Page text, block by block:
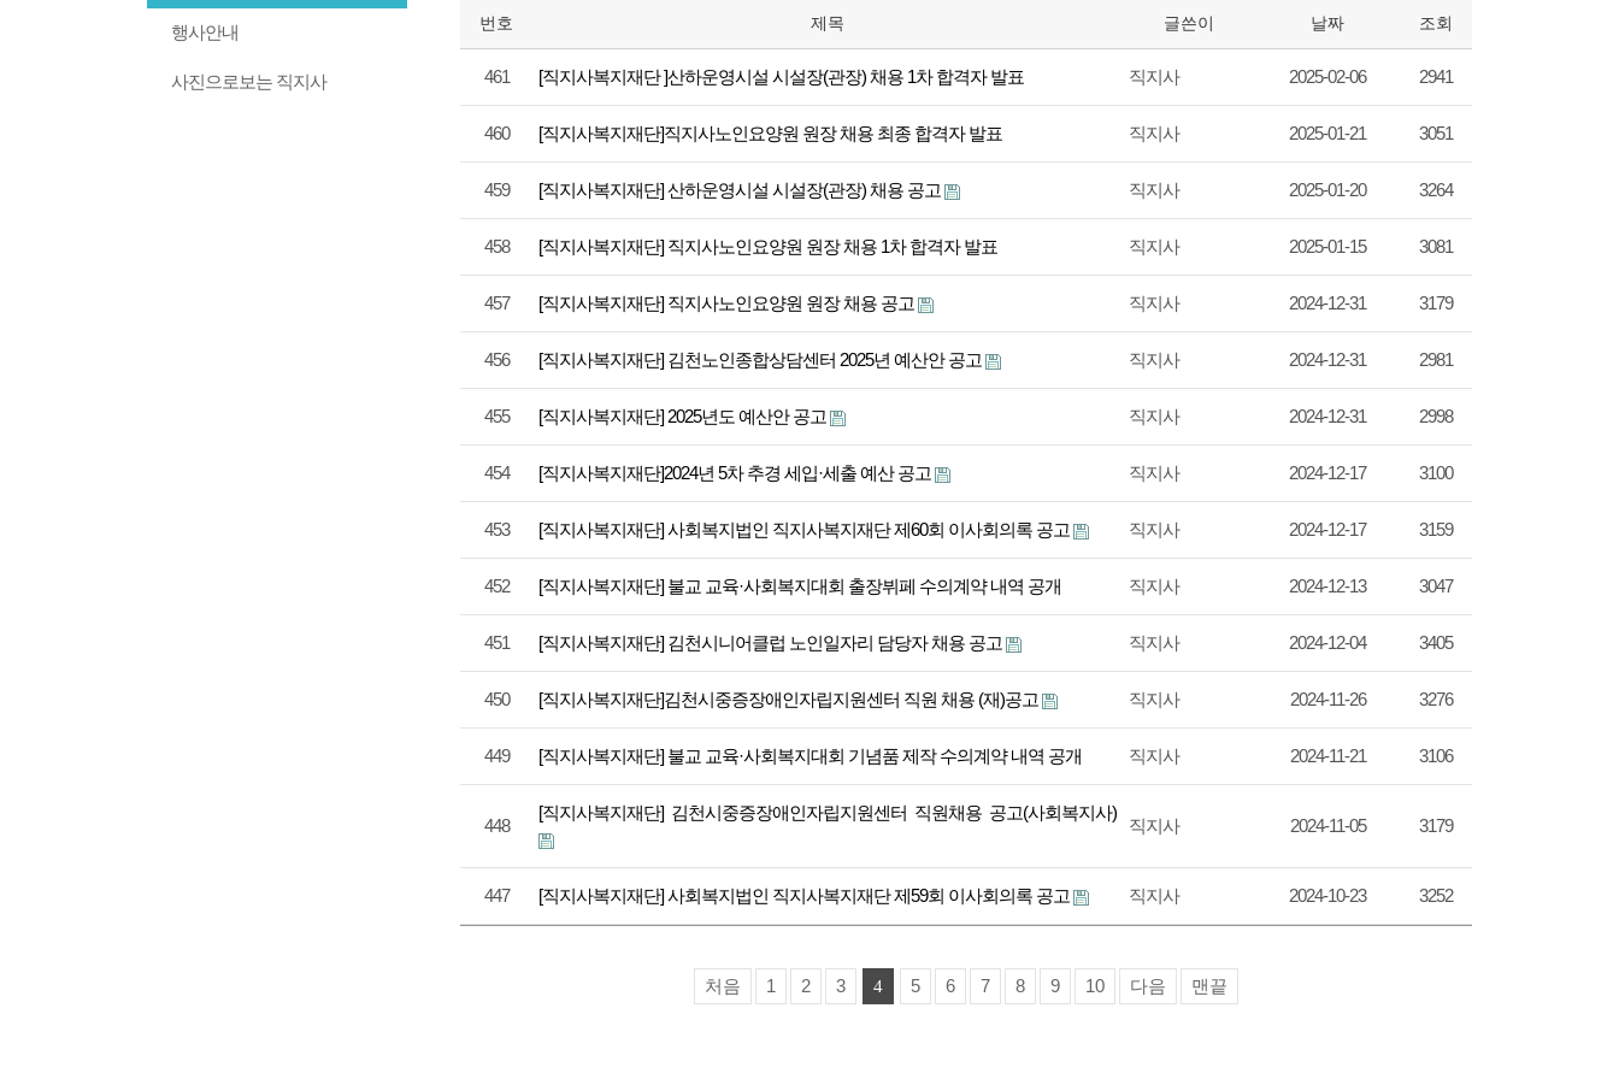
행사안내
사진으로보는 직지사
번호 제목 글쓴이 날짜 조회
461 [직지사복지재단 ]산하운영시설 시설장(관장) 채용 1차 합격자 발표 직지사 2025-02-06 2941
460 [직지사복지재단]직지사노인요양원 원장 채용 최종 합격자 발표 직지사 2025-01-21 3051
459 [직지사복지재단] 산하운영시설 시설장(관장) 채용 공고 직지사 2025-01-20 3264
458 [직지사복지재단] 직지사노인요양원 원장 채용 1차 합격자 발표 직지사 2025-01-15 3081
457 [직지사복지재단] 직지사노인요양원 원장 채용 공고 직지사 2024-12-31 3179
456 [직지사복지재단] 김천노인종합상담센터 2025년 예산안 공고 직지사 2024-12-31 2981
455 [직지사복지재단] 2025년도 예산안 공고 직지사 2024-12-31 2998
454 [직지사복지재단]2024년 5차 추경 세입·세출 예산 공고 직지사 2024-12-17 3100
453 [직지사복지재단] 사회복지법인 직지사복지재단 제60회 이사회의록 공고 직지사 2024-12-17 3159
452 [직지사복지재단] 불교 교육·사회복지대회 출장뷔페 수의계약 내역 공개 직지사 2024-12-13 3047
451 [직지사복지재단] 김천시니어클럽 노인일자리 담당자 채용 공고 직지사 2024-12-04 3405
450 [직지사복지재단]김천시중증장애인자립지원센터 직원 채용 (재)공고 직지사 2024-11-26 3276
449 [직지사복지재단] 불교 교육·사회복지대회 기념품 제작 수의계약 내역 공개 직지사 2024-11-21 3106
448
[직지사복지재단] 김천시중증장애인자립지원센터 직원채용 공고(사회복지사)
직지사 2024-11-05 3179
447 [직지사복지재단] 사회복지법인 직지사복지재단 제59회 이사회의록 공고 직지사 2024-10-23 3252
처음 1 2 3 4 5 6 7 8 9 10 다음 맨끝